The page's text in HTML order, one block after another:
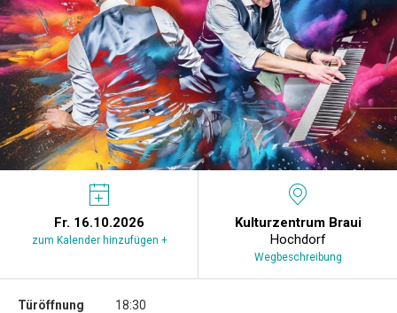
Fr. 16.10.2026
zum Kalender hinzufügen +
Kulturzentrum Braui
Hochdorf
Wegbeschreibung
Türöffnung
18:30